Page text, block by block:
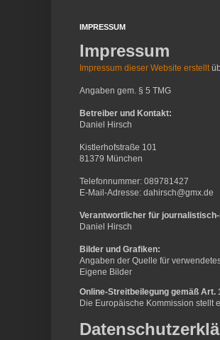
IMPRESSUM
Impressum
Impressum dieser Website erstellt
Angaben gem. § 5 TMG
Betreiber und Kontakt:
Daniel Hirsch
Kistlerhofstraße 101
81379 München
Telefonnummer: 089781427
E-Mail-Adresse: dahirsch@gmx.de
Verantwortlicher für
Daniel Hirsch
Bilder und Grafiken:
Angaben der Quelle für
Eigene Bilder
Online-Streitbeilegung gemäß Art.
Die Europäische Kommission stellt